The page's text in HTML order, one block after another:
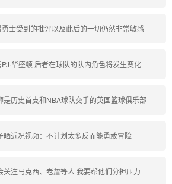
士受到的批评以及此后的一切仍然非常敏感
华盛顿 后者在球队的队内角色将发生变化
是历史首支和NBA球队交手的英国篮球俱乐部
晒近况视频：不计划太多反而能勇敢冒险
关注马克西、老詹等人 我要帮他们分担压力